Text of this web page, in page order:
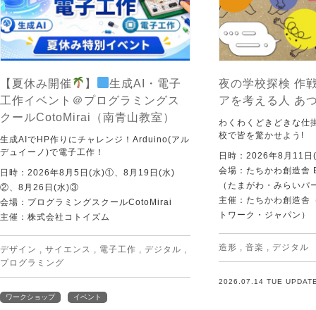
【夏休み開催 】
生成AI・電子
工作イベント＠プログラミングス
クールCotoMirai（南青山教室）
生成AIでHP作りにチャレンジ！Arduino(アル
デュイーノ)で電子工作！
日時：2026年8月5日(水)①、8月19日(水)
②、8月26日(水)③
会場：プログラミングスクールCotoMirai
主催：株式会社コトイズム
デザイン サイエンス 電子工作 デジタル
プログラミング
ワークショップ イベント
夜の学校探検 作
アを考える人 あ
わくわくどきどきな仕
校で皆を驚かせよう!
日時：2026年8月11日
会場：たちかわ創造舎
（たまがわ・みらいパ
主催：たちかわ創造舎
トワーク・ジャパン）
造形 音楽 デジタル
2026.07.14 TUE